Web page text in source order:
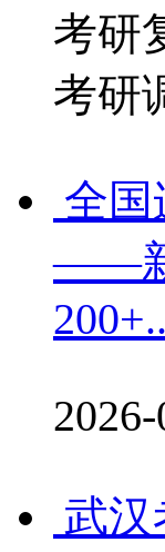
考研
考研
全国
——新
武汉